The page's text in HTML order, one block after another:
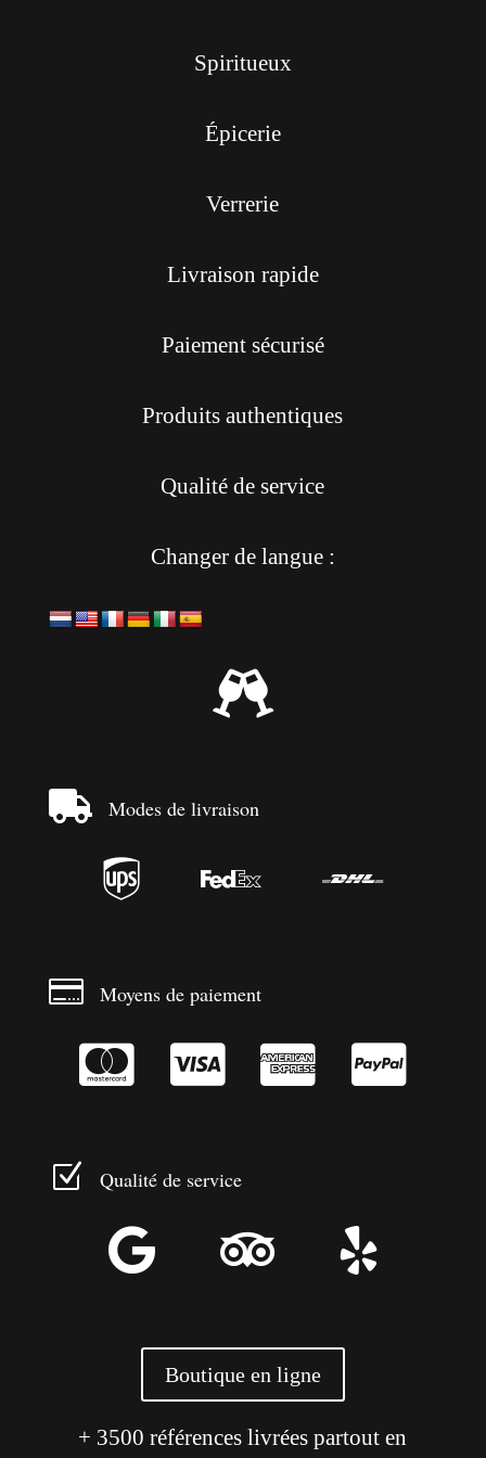
Spiritueux
Épicerie
Verrerie
Livraison rapide
Paiement sécurisé
Produits authentiques
Qualité de service
Changer de langue :

 Modes de livraison
  
 Moyens de paiement
   
Z Qualité de service
  
Boutique en ligne
+ 3500 références livrées partout en